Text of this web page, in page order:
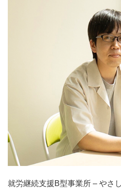
就労継続支援B型事業所 – やさ